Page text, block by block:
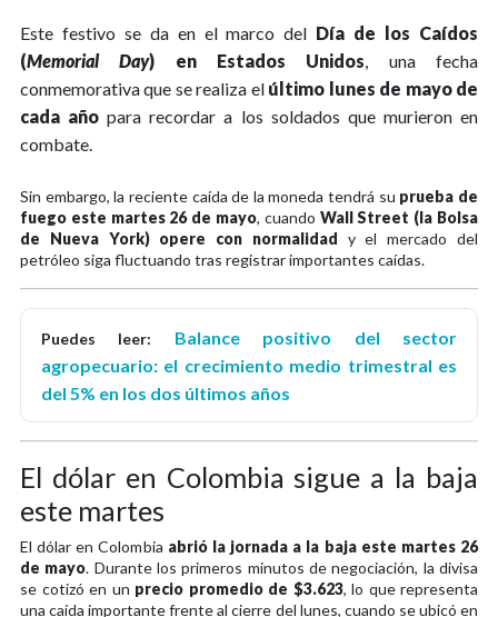
Este festivo se da en el marco del Día de los Caídos
(Memorial Day) en Estados Unidos, una fecha
conmemorativa que se realiza el último lunes de mayo de
cada año para recordar a los soldados que murieron en
combate.
Sin embargo, la reciente caída de la moneda tendrá su prueba de
fuego este martes 26 de mayo, cuando Wall Street (la Bolsa
de Nueva York) opere con normalidad y el mercado del
petróleo siga fluctuando tras registrar importantes caídas.
Puedes leer: Balance positivo del sector
agropecuario: el crecimiento medio trimestral es
del 5% en los dos últimos años
El dólar en Colombia sigue a la baja
este martes
El dólar en Colombia abrió la jornada a la baja este martes 26
de mayo. Durante los primeros minutos de negociación, la divisa
se cotizó en un precio promedio de $3.623, lo que representa
una caída importante frente al cierre del lunes, cuando se ubicó en